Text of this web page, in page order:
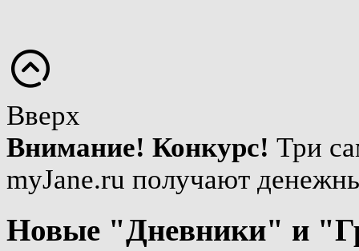
Вверх
Внимание! Конкурс! Три
myJane.ru получают
Новые "Дневники" и